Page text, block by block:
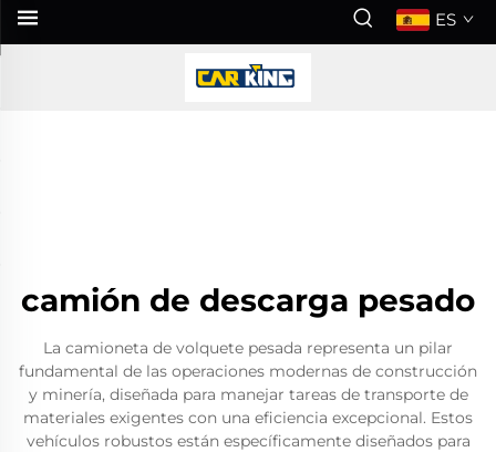
ES
camión de descarga pesado
La camioneta de volquete pesada representa un pilar
fundamental de las operaciones modernas de construcción
y minería, diseñada para manejar tareas de transporte de
materiales exigentes con una eficiencia excepcional. Estos
vehículos robustos están específicamente diseñados para